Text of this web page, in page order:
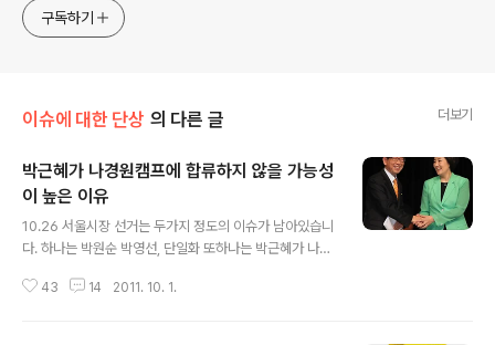
를 '보물찾기'라는 즐거운 여정을 통해 함께 할수 있도록 보물
을 숨기고 다니고 있습니다! 아름다운 제주 풍경을 인스타그램
구독하기
이슈에 대한 단상 의 다른 글 더보기
박근혜가 나경원캠프에 합류하지 않을 가능성
이 높은 이유
10.26 서울시장 선거는 두가지 정도의 이슈가 남아있습니
다. 하나는 박원순 박영선, 단일화 또하나는 박근혜가 나경
과 단일화 논의를 한다는 것 자체가 안철수원장이었다면
43 14 2011. 10. 1.